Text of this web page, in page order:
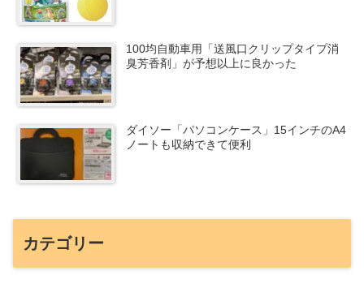
100均自動車用「送風口クリップタイプ消
臭芳香剤」が予想以上に良かった
ダイソー「パソコンケース」15インチのA4
ノートも収納できて便利
カテゴリー